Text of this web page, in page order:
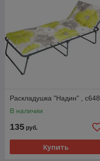
Раскладушка "Надин" , с648
В наличии
135 руб.
Купить